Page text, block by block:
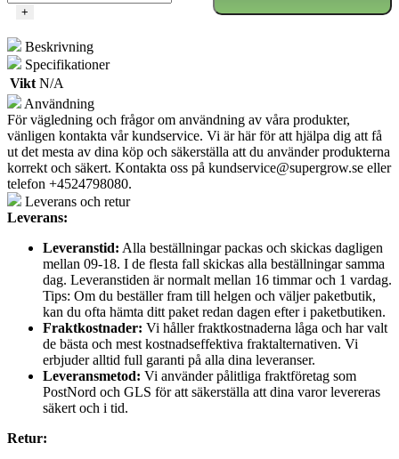
+
Beskrivning
Specifikationer
Vikt N/A
Användning
För vägledning och frågor om användning av våra produkter,
vänligen kontakta vår kundservice. Vi är här för att hjälpa dig att få
ut det mesta av dina köp och säkerställa att du använder produkterna
korrekt och säkert. Kontakta oss på kundservice@supergrow.se eller
telefon +4524798080.
Leverans och retur
Leverans:
Leveranstid: Alla beställningar packas och skickas dagligen
mellan 09-18. I de flesta fall skickas alla beställningar samma
dag. Leveranstiden är normalt mellan 16 timmar och 1 vardag.
Tips: Om du beställer fram till helgen och väljer paketbutik,
kan du ofta hämta ditt paket redan dagen efter i paketbutiken.
Fraktkostnader: Vi håller fraktkostnaderna låga och har valt
de bästa och mest kostnadseffektiva fraktalternativen. Vi
erbjuder alltid full garanti på alla dina leveranser.
Leveransmetod: Vi använder pålitliga fraktföretag som
PostNord och GLS för att säkerställa att dina varor levereras
säkert och i tid.
Retur: